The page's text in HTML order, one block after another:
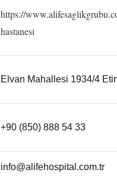
https://
hastanesi
Elvan Mahallesi 1934/4
+90 (850) 888 54 33
info@alifehospital.com.tr